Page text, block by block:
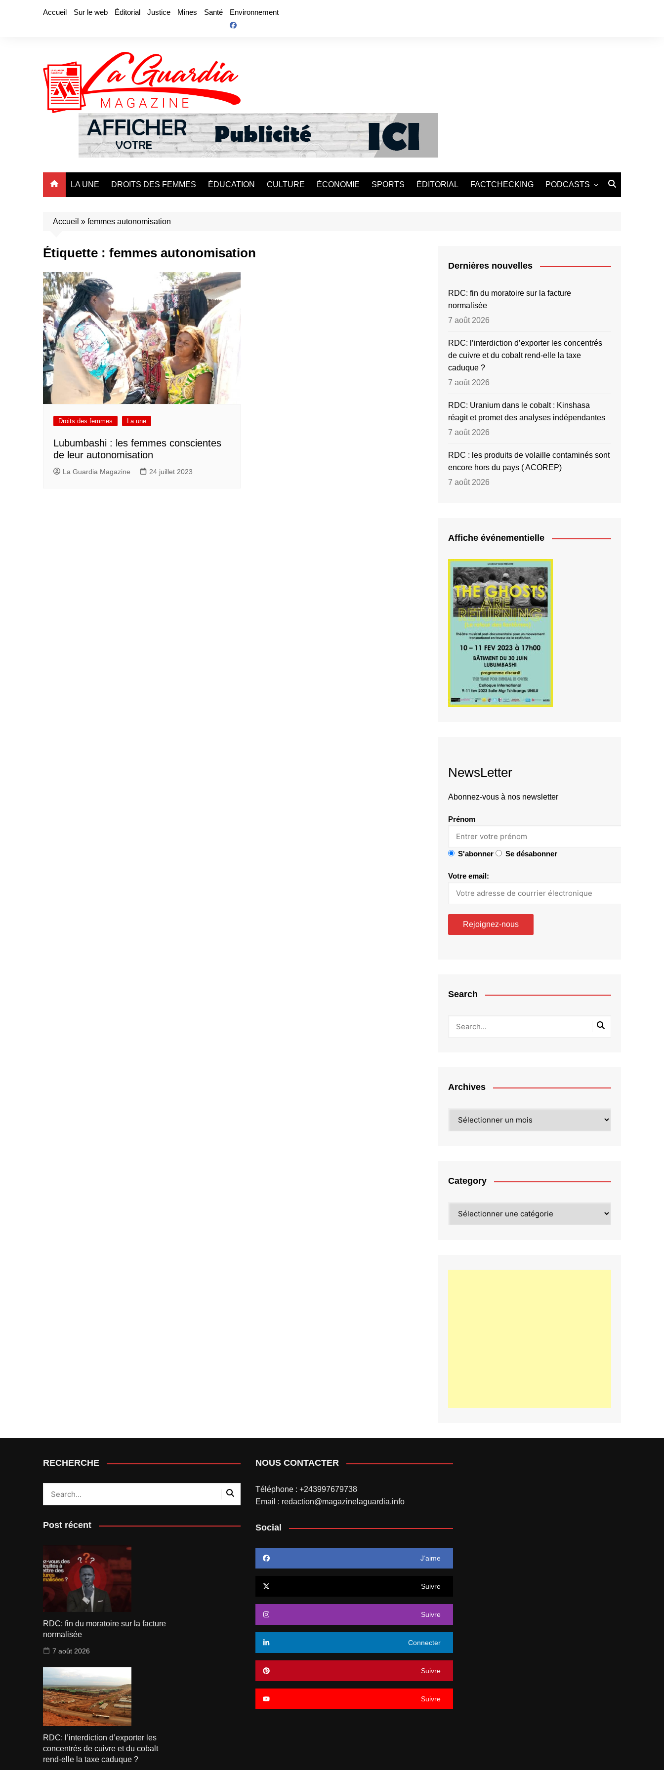
Accueil Sur le web Éditorial Justice Mines Santé Environnement
LA UNE DROITS DES FEMMES ÉDUCATION CULTURE ÉCONOMIE SPORTS ÉDITORIAL FACTCHECKING PODCASTS
Accueil » femmes autonomisation
Étiquette : femmes autonomisation
Droits des femmes La une
Lubumbashi : les femmes conscientes
de leur autonomisation
La Guardia Magazine 24 juillet 2023
Dernières nouvelles
RDC: fin du moratoire sur la facture
normalisée
7 août 2026
RDC: l’interdiction d’exporter les concentrés
de cuivre et du cobalt rend-elle la taxe
caduque ?
7 août 2026
RDC: Uranium dans le cobalt : Kinshasa
réagit et promet des analyses indépendantes
7 août 2026
RDC : les produits de volaille contaminés sont
encore hors du pays ( ACOREP)
7 août 2026
Affiche événementielle
NewsLetter
Abonnez-vous à nos newsletter
Prénom
S'abonner Se désabonner
Votre email:
Search
Archives
Category
RECHERCHE
Post récent
RDC: fin du moratoire sur la facture
normalisée
7 août 2026
RDC: l’interdiction d’exporter les
concentrés de cuivre et du cobalt
rend-elle la taxe caduque ?
NOUS CONTACTER
Téléphone : +243997679738
Email : redaction@magazinelaguardia.info
Social
J’aime
Suivre
Suivre
Connecter
Suivre
Suivre